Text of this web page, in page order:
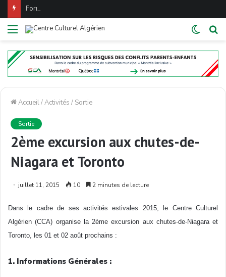
Formation : Préparation à l’examen de certification PMP®
Menu
Switch
Accueil/Activités / Sortie
Sortie
2ème excursion aux chutes-de-
Niagara et Toronto
juillet 11, 2015 10 2 minutes de lecture
Dans le cadre de ses activités estivales 2015, le Centre Culturel
Algérien (CCA) organise la 2ème excursion aux chutes-de-Niagara et
Toronto, les 01 et 02 août prochains :
1. Informations Générales :